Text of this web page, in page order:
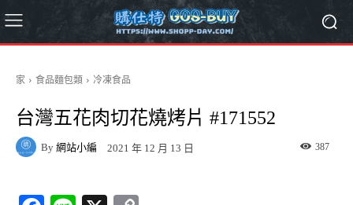
家 食品麵包類 冷凍食品
台灣五花肉切花燒烤片 #171552
By 網站小編 2021 年 12 月 13 日 387